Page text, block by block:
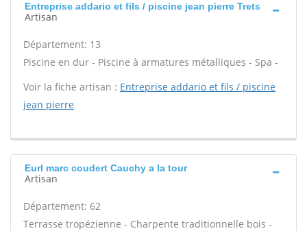
Entreprise addario et fils / piscine jean pierre Trets
Artisan
Département: 13
Piscine en dur - Piscine à armatures métalliques - Spa -
Voir la fiche artisan : Entreprise addario et fils / piscine
jean pierre
Eurl marc coudert Cauchy a la tour
Artisan
Département: 62
Terrasse tropézienne - Charpente traditionnelle bois -